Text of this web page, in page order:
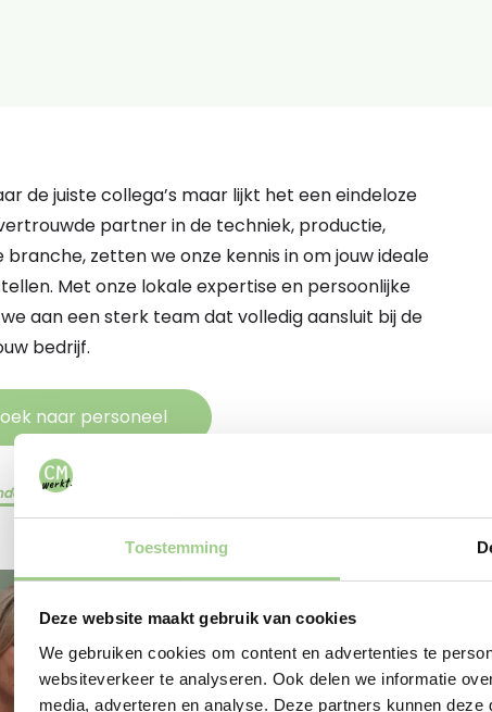
Toestemming
Deze website maakt gebruik van cookies
We gebruiken cookies om content en advertenties te
websiteverkeer te analyseren. Ook delen we informatie
media, adverteren en analyse. Deze partners kunnen
de juiste collega’s maar lijkt het een eindeloze
partner in de techniek, productie,
branche, zetten we onze kennis in om jouw ideale
Met onze lokale expertise en persoonlijke
aan een sterk team dat volledig aansluit bij de
bedrijf.
naar personeel
diensten hier